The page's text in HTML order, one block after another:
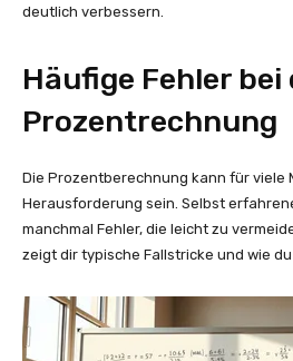
deutlich verbessern.
Häufige Fehler bei
Prozentrechnung
Die Prozentberechnung kann für viele
Herausforderung sein. Selbst
manchmal Fehler, die leicht zu
zeigt dir typische Fallstricke und wie